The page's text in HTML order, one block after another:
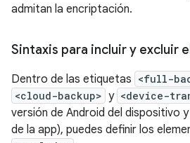
admitan la encriptación.
Sintaxis para incluir y excluir
Dentro de las etiquetas <full-
<cloud-backup> y <device-
versión de Android del dispositivo y
de la app), puedes definir los